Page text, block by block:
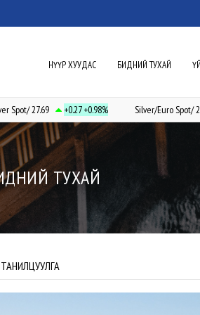
НҮҮР ХУУДАС БИДНИЙ ТУХАЙ
27.69 +0.27 +0.98% Silver/Euro Spot/ 22.83
ТУХАЙ